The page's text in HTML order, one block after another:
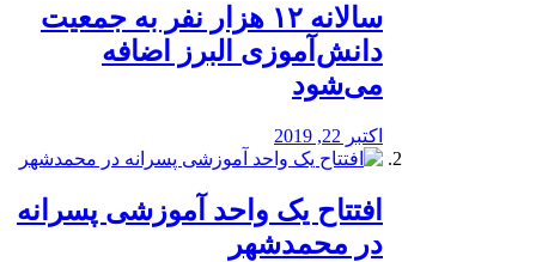
️سالانه ۱۲ هزار نفر به جمعیت
دانش‌آموزی البرز اضافه
می‌شود
اکتبر 22, 2019
افتتاح یک واحد آموزشی پسرانه
در محمدشهر